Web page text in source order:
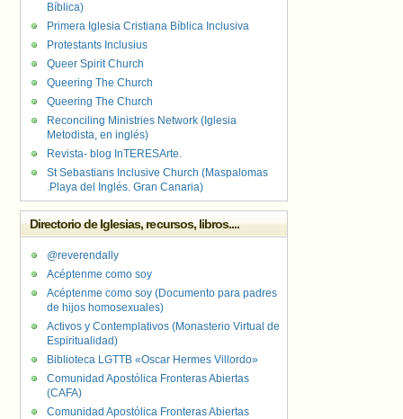
Bíblica)
Primera Iglesia Cristiana Bíblica Inclusiva
Protestants Inclusius
Queer Spirit Church
Queering The Church
Queering The Church
Reconciling Ministries Network (Iglesia
Metodista, en inglés)
Revista- blog InTERESArte.
St Sebastians Inclusive Church (Maspalomas
.Playa del Inglés. Gran Canaria)
Directorio de Iglesias, recursos, libros....
@reverendally
Acéptenme como soy
Acéptenme como soy (Documento para padres
de hijos homosexuales)
Activos y Contemplativos (Monasterio Virtual de
Espiritualidad)
Biblioteca LGTTB «Oscar Hermes Villordo»
Comunidad Apostólica Fronteras Abiertas
(CAFA)
Comunidad Apostólica Fronteras Abiertas